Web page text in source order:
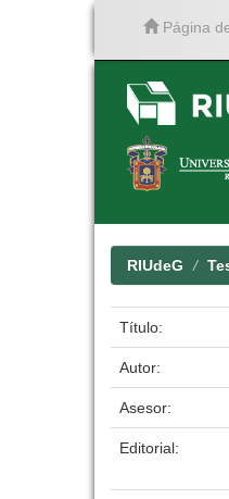
Página
RIUdeG
Título:
Autor:
Asesor:
Editorial: